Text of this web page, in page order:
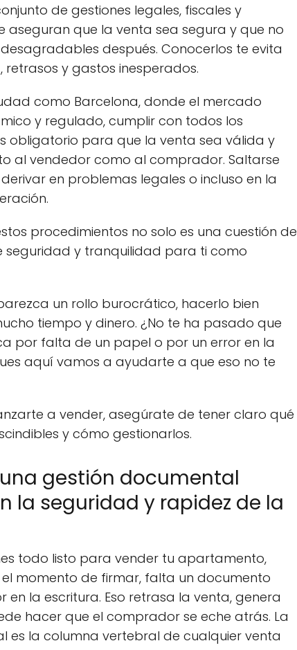
de gestiones legales, fiscales y
aseguran que la venta sea segura y que no
después. Conocerlos te evita
y gastos inesperados.
como Barcelona, donde el mercado
y regulado, cumplir con todos los
obligatorio para que la venta sea válida y
al vendedor como al comprador. Saltarse
en problemas legales o incluso en la
procedimientos no solo es una cuestión de
seguridad y tranquilidad para ti como
un rollo burocrático, hacerlo bien
tiempo y dinero. ¿No te ha pasado que
por falta de un papel o por un error en la
aquí vamos a ayudarte a que eso no te
a vender, asegúrate de tener claro qué
y cómo gestionarlos.
gestión documental
la seguridad y rapidez de la
todo listo para vender tu apartamento,
momento de firmar, falta un documento
en la escritura. Eso retrasa la venta, genera
hacer que el comprador se eche atrás. La
es la columna vertebral de cualquier venta